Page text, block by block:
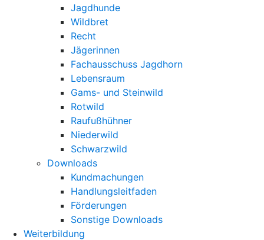
Jagdhunde
Wildbret
Recht
Jägerinnen
Fachausschuss Jagdhorn
Lebensraum
Gams- und Steinwild
Rotwild
Raufußhühner
Niederwild
Schwarzwild
Downloads
Kundmachungen
Handlungsleitfaden
Förderungen
Sonstige Downloads
Weiterbildung